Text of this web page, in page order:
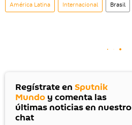
América Latina Internacional Brasil
Regístrate en Sputnik
Mundo y comenta las
últimas noticias en nuestro
chat